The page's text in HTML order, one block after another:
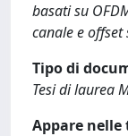
basati su
canale e
Tipo di
Tesi di laurea
Appare nelle